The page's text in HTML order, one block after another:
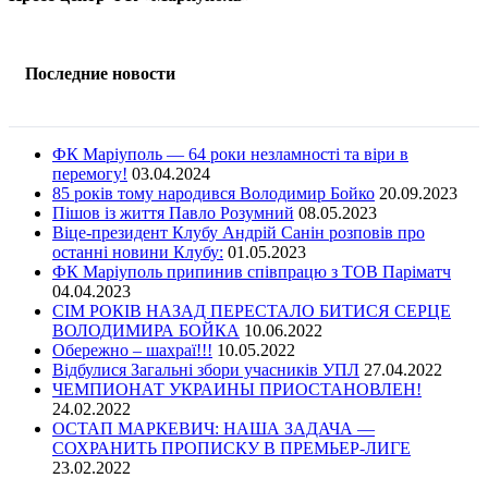
Последние новости
ФК Маріуполь — 64 роки незламності та віри в
перемогу! 03.04.2024
85 років тому народився Володимир Бойко 20.09.2023
Пішов із життя Павло Розумний 08.05.2023
Віце-президент Клубу Андрій Санін розповів про
останні новини Клубу: 01.05.2023
ФК Маріуполь припинив співпрацю з ТОВ Паріматч
04.04.2023
СІМ РОКІВ НАЗАД ПЕРЕСТАЛО БИТИСЯ СЕРЦЕ
ВОЛОДИМИРА БОЙКА 10.06.2022
Обережно – шахраї!!! 10.05.2022
Відбулися Загальні збори учасників УПЛ 27.04.2022
ЧЕМПИОНАТ УКРАИНЫ ПРИОСТАНОВЛЕН!
24.02.2022
ОСТАП МАРКЕВИЧ: НАША ЗАДАЧА —
СОХРАНИТЬ ПРОПИСКУ В ПРЕМЬЕР-ЛИГЕ
23.02.2022